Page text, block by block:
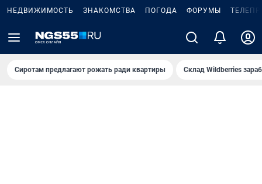
НЕДВИЖИМОСТЬ ЗНАКОМСТВА ПОГОДА ФОРУМЫ
Сиротам предлагают рожать ради квартиры Склад Wildberries